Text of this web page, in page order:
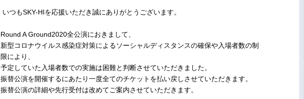
いつもSKY-HIを応援いただき誠にありがとうございます。
Round A Ground2020全公演におきまして、
新型コロナウイルス感染症対策によるソーシャルディスタンスの確保や入場者数の制
限により、
予定していた入場者数での実施は困難と判断させていただきました。
振替公演を開催するにあたり一度全てのチケットを払い戻しさせていただきます。
振替公演の詳細や先行受付は改めてご案内させていただきます。